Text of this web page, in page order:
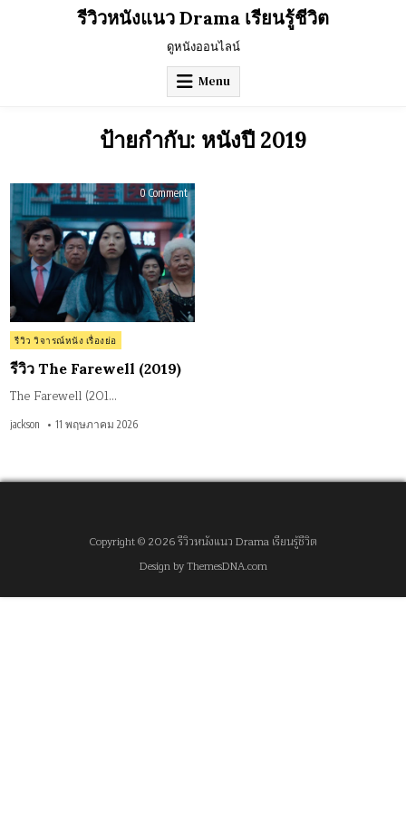
รีวิวหนังแนว Drama เรียนรู้ชีวิต
ดูหนังออนไลน์
Menu
ป้ายกำกับ: หนังปี 2019
0 Commenton
The
Farewell
(2019)
Posted
in
รีวิว วิจารณ์หนัง เรื่องย่อ
รีวิว The Farewell (2019)
The Farewell (201…
jackson 11 พฤษภาคม 2026
Copyright © 2026 รีวิวหนังแนว Drama เรียนรู้ชีวิต
Design by ThemesDNA.com